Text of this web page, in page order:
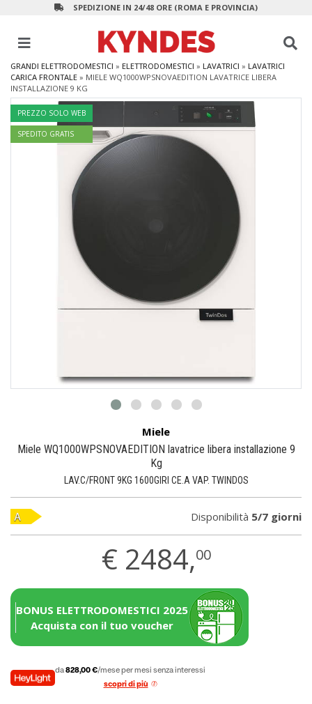
SPEDIZIONE IN 24/48 ORE (ROMA E PROVINCIA)
GRANDI ELETTRODOMESTICI » ELETTRODOMESTICI » LAVATRICI » LAVATRICI
CARICA FRONTALE » MIELE WQ1000WPSNOVAEDITION LAVATRICE LIBERA
INSTALLAZIONE 9 KG
PREZZO SOLO WEB
SPEDITO GRATIS
Miele
Miele WQ1000WPSNOVAEDITION lavatrice libera installazione 9
Kg
LAV.C/FRONT 9KG 1600GIRI CE.A VAP. TWINDOS
Disponibilità 5/7 giorni
€ 2484,00
BONUS ELETTRODOMESTICI 2025
Acquista con il tuo voucher
da828,00 €/mese per mesi senza interessi
scopri di più